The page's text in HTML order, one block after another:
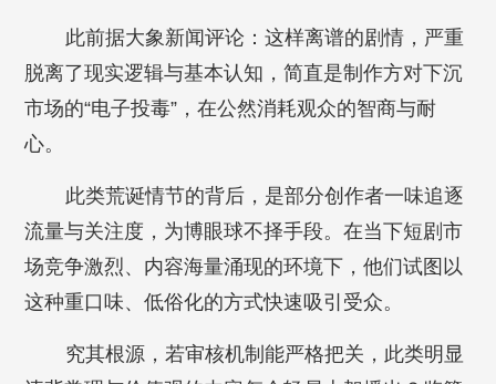
此前据大象新闻评论：这样离谱的剧情，严重
脱离了现实逻辑与基本认知，简直是制作方对下沉
市场的“电子投毒”，在公然消耗观众的智商与耐
心。
此类荒诞情节的背后，是部分创作者一味追逐
流量与关注度，为博眼球不择手段。在当下短剧市
场竞争激烈、内容海量涌现的环境下，他们试图以
这种重口味、低俗化的方式快速吸引受众。
究其根源，若审核机制能严格把关，此类明显